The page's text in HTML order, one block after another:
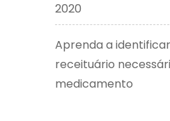
2020
Aprenda a
receituário
medicamento